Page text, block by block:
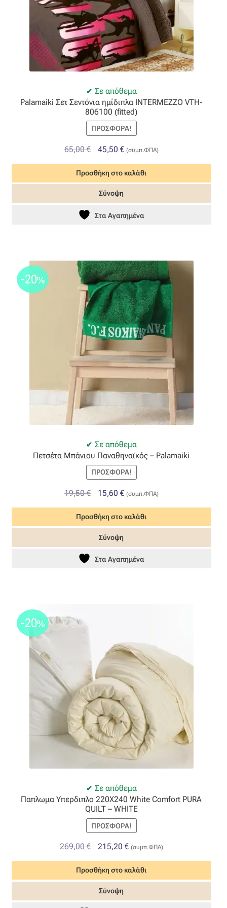
Σε απόθεμα
Palamaiki Σετ Σεντόνια ημίδιπλα INTERMEZZO VTH-
806100 (fitted)
ΠΡΟΣΦΟΡΆ!
65,00€
Original
price
was:
65,00 €.
45,50 €Η
τρέχουσα
τιμή
είναι:
(συμπ.ΦΠΑ)
Προσθήκη στο καλάθι
Σύνοψη
Στα Αγαπημένα
Σε απόθεμα
-20%
Πετσέτα Μπάνιου Παναθηναϊκός – Palamaiki
ΠΡΟΣΦΟΡΆ!
19,50€
Original
price
was:
19,50 €.
15,60 €Η
τρέχουσα
τιμή
είναι:
(συμπ.ΦΠΑ)
Προσθήκη στο καλάθι
Σύνοψη
Στα Αγαπημένα
Σε απόθεμα
-20%
Παπλωμα Υπερδιπλο 220X240 White Comfort PURA
QUILT – WHITE
ΠΡΟΣΦΟΡΆ!
269,00€
Original
price
was:
269,00 €.
215,20 €Η
τρέχουσα
τιμή
είναι:
(συμπ.ΦΠΑ)
Προσθήκη στο καλάθι
Σύνοψη